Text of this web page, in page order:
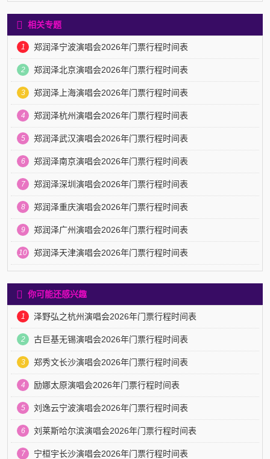
相关专题
1 郑润泽宁波演唱会2026年门票行程时间表
2 郑润泽北京演唱会2026年门票行程时间表
3 郑润泽上海演唱会2026年门票行程时间表
4 郑润泽杭州演唱会2026年门票行程时间表
5 郑润泽武汉演唱会2026年门票行程时间表
6 郑润泽南京演唱会2026年门票行程时间表
7 郑润泽深圳演唱会2026年门票行程时间表
8 郑润泽重庆演唱会2026年门票行程时间表
9 郑润泽广州演唱会2026年门票行程时间表
10 郑润泽天津演唱会2026年门票行程时间表
你可能还感兴趣
1 泽野弘之杭州演唱会2026年门票行程时间表
2 古巨基无锡演唱会2026年门票行程时间表
3 郑秀文长沙演唱会2026年门票行程时间表
4 励娜太原演唱会2026年门票行程时间表
5 刘逸云宁波演唱会2026年门票行程时间表
6 刘莱斯哈尔滨演唱会2026年门票行程时间表
7 宁桓宇长沙演唱会2026年门票行程时间表